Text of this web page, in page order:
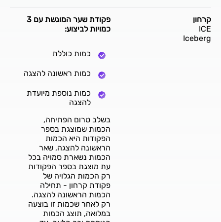
קרחון
ICE
Iceberg
פקודת שער המוגשת עם 3
כמויות לביצוע:
כמות כוללת
כמות ראשונה להצגה
כמות נוספת מיועדת
להצגה
בשלב טרום הפתיחה,
הכמות שמוצגת בספר
הפקודות היא הכמות
הראשונה להצגה, שאר
הכמות נשארת סמויה בכל
עת מוצגת בספר הפקודות
רק הכמות הגלויה של
פקודת קרחון - תחילה
הכמות הראשונה להצגה.
רק לאחר שכמות זו בוצעה
במלואה, תוצג הכמות